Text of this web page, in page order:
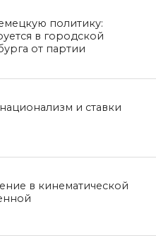
политику:
в городской
от партии
и ставки
в кинематической